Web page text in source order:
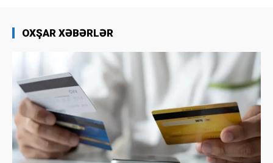
OXŞAR XƏBƏRLƏR